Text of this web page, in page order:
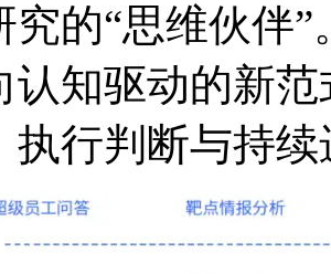
究的“思维伙伴
认知驱动的新
、执行判断与持